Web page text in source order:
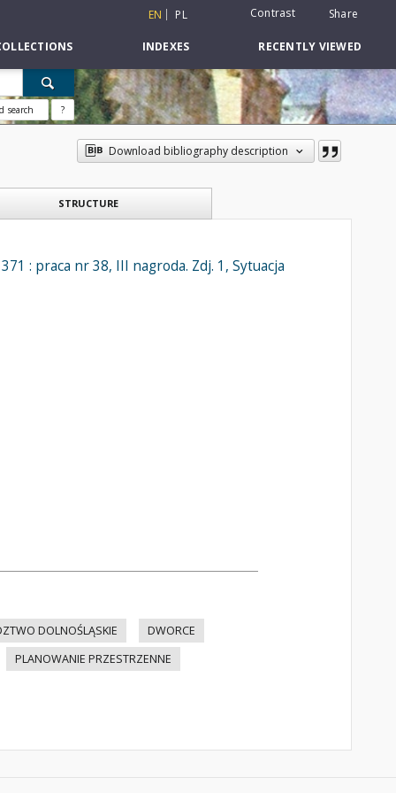
EN PL Contrast Share
INDEXES RECENTLY VIEWED
search ?
Download bibliography description
STRUCTURE
: praca nr 38, III nagroda. Zdj. 1, Sytuacja
DOLNOŚLĄSKIE
DWORCE
PLANOWANIE PRZESTRZENNE